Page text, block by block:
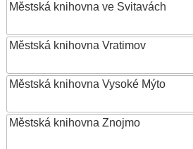
Městská knihovna ve Svitavách
Městská knihovna Vratimov
Městská knihovna Vysoké Mýto
Městská knihovna Znojmo